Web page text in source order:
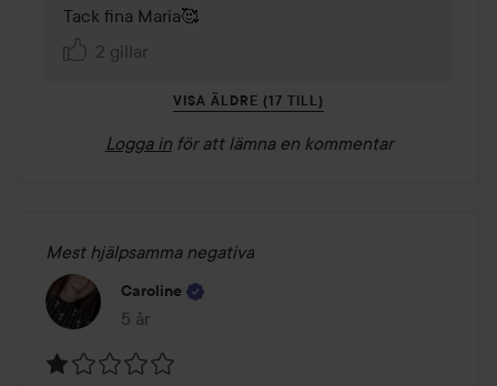
Tack fina Maria🥰
2 gillar
VISA ÄLDRE (17 TILL)
Logga in för att lämna en kommentar
Mest hjälpsamma negativa
Caroline
5 år
Inlägget skapades 5 år